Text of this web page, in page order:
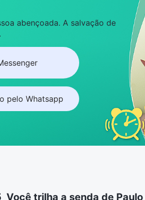
abençoada. A salvação de
pelo Whatsapp
Você trilha a senda de